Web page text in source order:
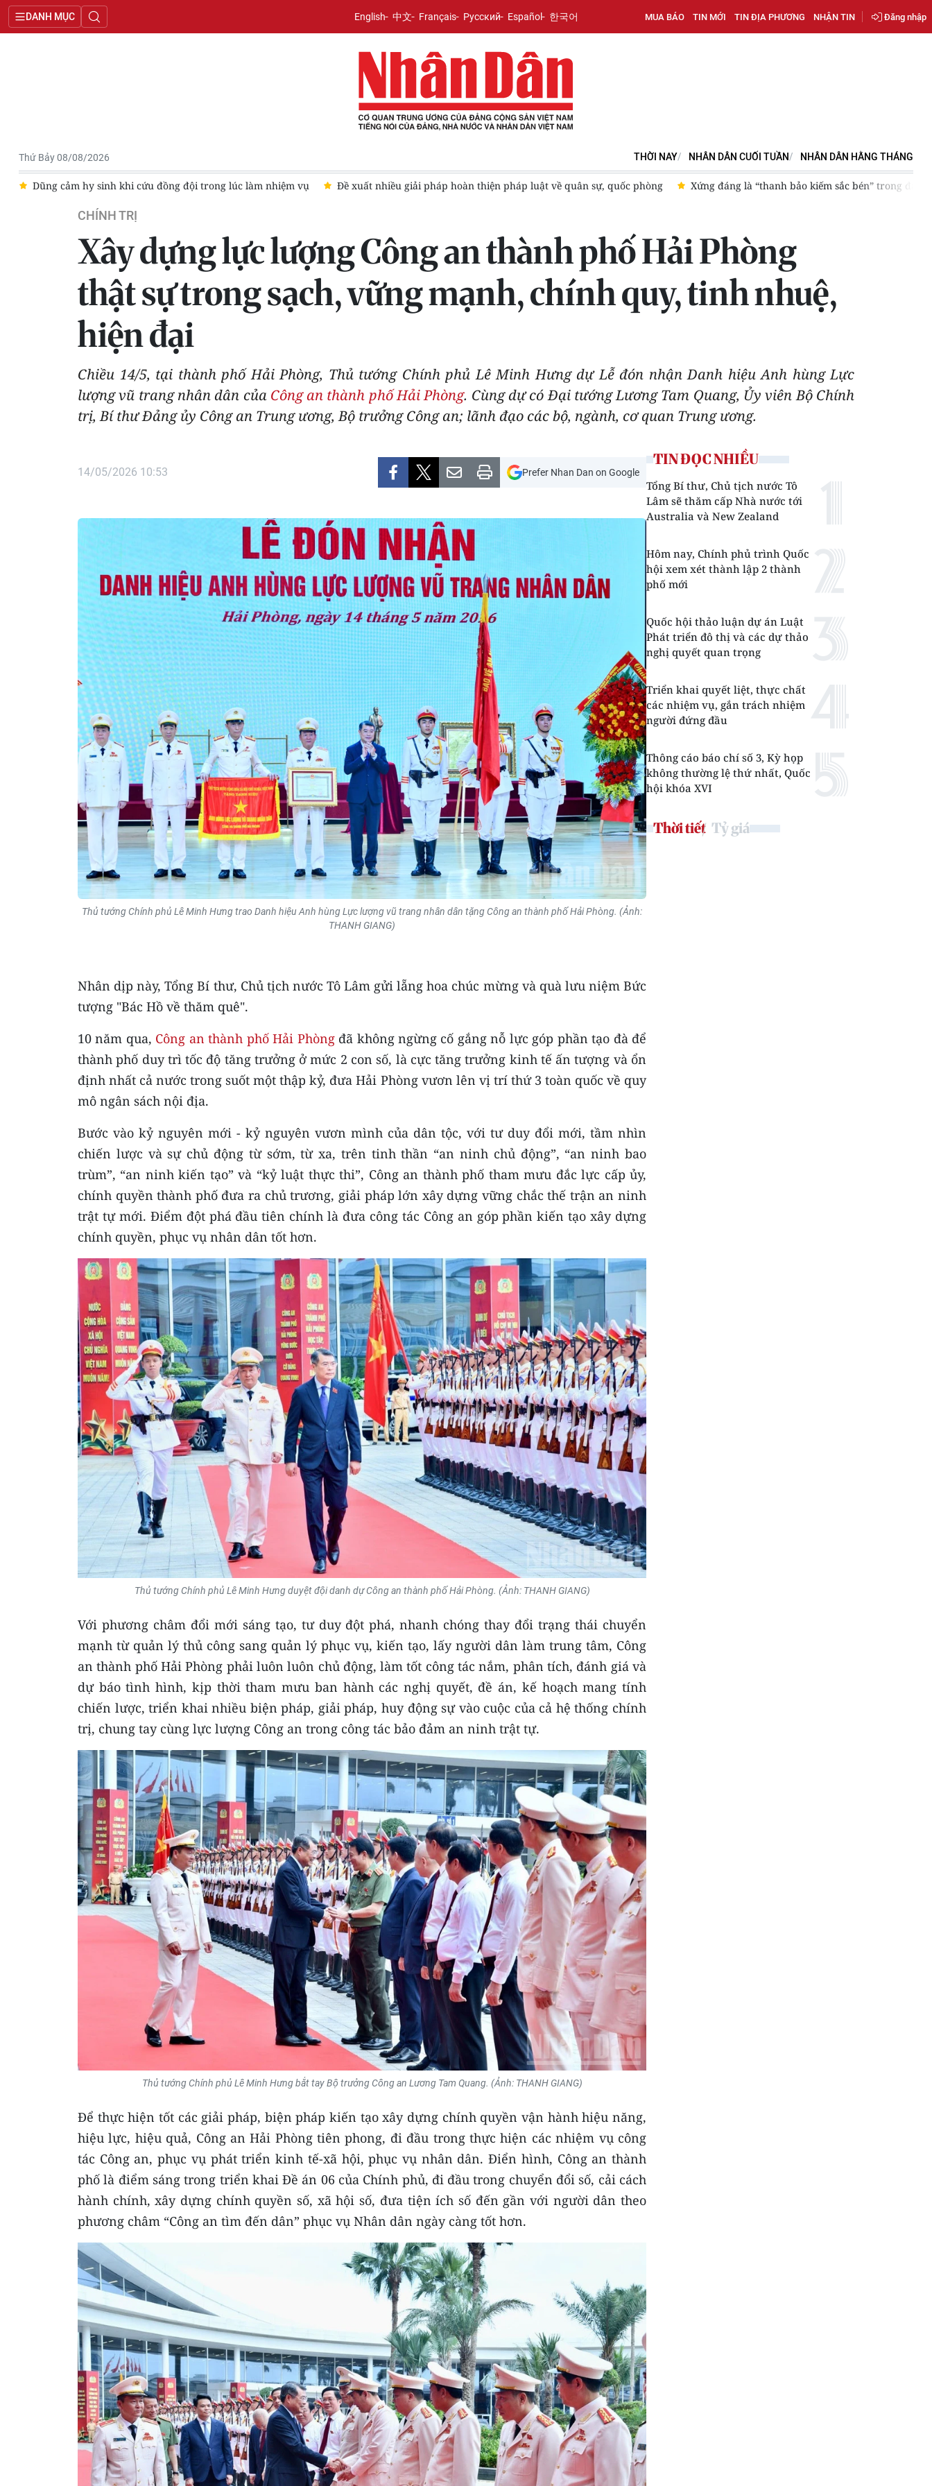
DANH MỤC English 中文 Français Русский Español 한국어 MUA BÁO TIN MỚI TIN ĐỊA PHƯƠNG NHẬN TIN Đăng nhập
Thứ Bảy 08/08/2026 THỜI NAY NHÂN DÂN CUỐI TUẦN NHÂN DÂN HẰNG THÁNG
vụ Đề xuất nhiều giải pháp hoàn thiện pháp luật về quân sự, quốc phòng Xứng đáng là “thanh bảo kiếm sắc bén” trong đấu tranh phòng, chống tội phạm Chủ tịch nước ký Quyết
CHÍNH TRỊ
Xây dựng lực lượng Công an thành phố Hải Phòng
thật sự trong sạch, vững mạnh, chính quy, tinh nhuệ,
hiện đại
Chiều 14/5, tại thành phố Hải Phòng, Thủ tướng Chính phủ Lê Minh Hưng dự Lễ đón nhận Danh hiệu Anh hùng Lực
lượng vũ trang nhân dân của Công an thành phố Hải Phòng. Cùng dự có Đại tướng Lương Tam Quang, Ủy viên Bộ Chính
trị, Bí thư Đảng ủy Công an Trung ương, Bộ trưởng Công an; lãnh đạo các bộ, ngành, cơ quan Trung ương.
14/05/2026 10:53 Prefer Nhan Dan on Google
Thủ tướng Chính phủ Lê Minh Hưng trao Danh hiệu Anh hùng Lực lượng vũ trang nhân dân tặng Công an thành phố Hải Phòng. (Ảnh:
THANH GIANG)
Nhân dịp này, Tổng Bí thư, Chủ tịch nước Tô Lâm gửi lẵng hoa chúc mừng và quà lưu niệm Bức
tượng "Bác Hồ về thăm quê".
10 năm qua, Công an thành phố Hải Phòngđã không ngừng cố gắng nỗ lực góp phần tạo đà để
thành phố duy trì tốc độ tăng trưởng ở mức 2 con số, là cực tăng trưởng kinh tế ấn tượng và ổn
định nhất cả nước trong suốt một thập kỷ, đưa Hải Phòng vươn lên vị trí thứ 3 toàn quốc về quy
mô ngân sách nội địa.
Bước vào kỷ nguyên mới - kỷ nguyên vươn mình của dân tộc, với tư duy đổi mới, tầm nhìn
chiến lược và sự chủ động từ sớm, từ xa, trên tinh thần “an ninh chủ động”, “an ninh bao
trùm”, “an ninh kiến tạo” và “kỷ luật thực thi”, Công an thành phố tham mưu đắc lực cấp ủy,
chính quyền thành phố đưa ra chủ trương, giải pháp lớn xây dựng vững chắc thế trận an ninh
trật tự mới. Điểm đột phá đầu tiên chính là đưa công tác Công an góp phần kiến tạo xây dựng
chính quyền, phục vụ nhân dân tốt hơn.
Thủ tướng Chính phủ Lê Minh Hưng duyệt đội danh dự Công an thành phố Hải Phòng. (Ảnh: THANH GIANG)
Với phương châm đổi mới sáng tạo, tư duy đột phá, nhanh chóng thay đổi trạng thái chuyển
mạnh từ quản lý thủ công sang quản lý phục vụ, kiến tạo, lấy người dân làm trung tâm, Công
an thành phố Hải Phòng phải luôn luôn chủ động, làm tốt công tác nắm, phân tích, đánh giá và
dự báo tình hình, kịp thời tham mưu ban hành các nghị quyết, đề án, kế hoạch mang tính
chiến lược, triển khai nhiều biện pháp, giải pháp, huy động sự vào cuộc của cả hệ thống chính
trị, chung tay cùng lực lượng Công an trong công tác bảo đảm an ninh trật tự.
Thủ tướng Chính phủ Lê Minh Hưng bắt tay Bộ trưởng Công an Lương Tam Quang. (Ảnh: THANH GIANG)
Để thực hiện tốt các giải pháp, biện pháp kiến tạo xây dựng chính quyền vận hành hiệu năng,
hiệu lực, hiệu quả, Công an Hải Phòng tiên phong, đi đầu trong thực hiện các nhiệm vụ công
tác Công an, phục vụ phát triển kinh tế-xã hội, phục vụ nhân dân. Điển hình, Công an thành
phố là điểm sáng trong triển khai Đề án 06 của Chính phủ, đi đầu trong chuyển đổi số, cải cách
hành chính, xây dựng chính quyền số, xã hội số, đưa tiện ích số đến gần với người dân theo
phương châm “Công an tìm đến dân” phục vụ Nhân dân ngày càng tốt hơn.
TIN ĐỌC NHIỀU
Tổng Bí thư, Chủ tịch nước Tô
Lâm sẽ thăm cấp Nhà nước tới
Australia và New Zealand
Hôm nay, Chính phủ trình Quốc
hội xem xét thành lập 2 thành
phố mới
Quốc hội thảo luận dự án Luật
Phát triển đô thị và các dự thảo
nghị quyết quan trọng
Triển khai quyết liệt, thực chất
các nhiệm vụ, gắn trách nhiệm
người đứng đầu
Thông cáo báo chí số 3, Kỳ họp
không thường lệ thứ nhất, Quốc
hội khóa XVI
Thời tiết Tỷ giá